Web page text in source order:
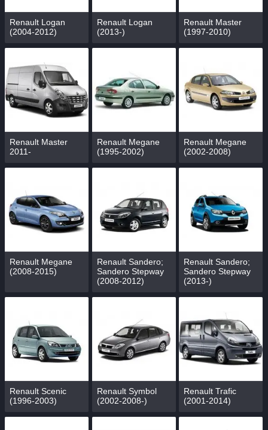
Renault Logan
(2004-2012)
Renault Logan
(2013-)
Renault Master
(1997-2010)
Renault Master
2011-
Renault Megane
(1995-2002)
Renault Megane
(2002-2008)
Renault Megane
(2008-2015)
Renault Sandero;
Sandero Stepway
(2008-2012)
Renault Sandero;
Sandero Stepway
(2013-)
Renault Scenic
(1996-2003)
Renault Symbol
(2002-2008-)
Renault Trafic
(2001-2014)